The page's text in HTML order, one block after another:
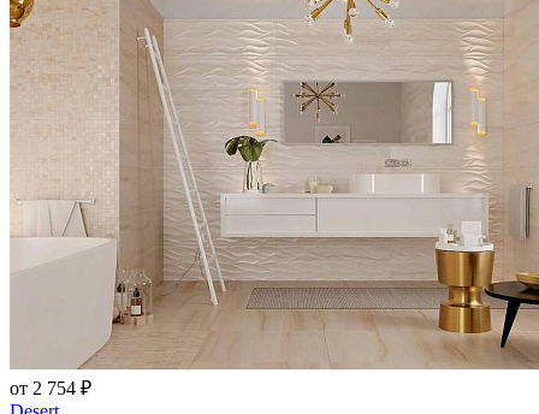
от 2 754 ₽